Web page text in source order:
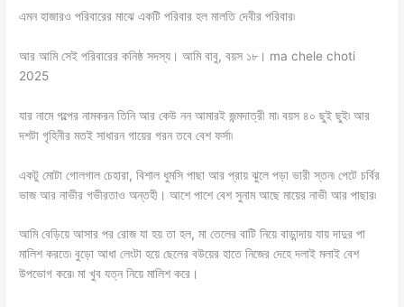
এমন হাজারও পরিবারের মাঝে একটি পরিবার হল মালতি দেবীর পরিবার৷
আর আমি সেই পরিবারের কনিষ্ঠ সদস্য। আমি বাবু, বয়স ১৮। ma chele choti
2025
যার নামে গল্পের নামকরন তিনি আর কেউ নন আমারই জন্মদাত্রী মা৷ বয়স ৪০ ছুই ছুই৷ আর
দশটা গৃহিনীর মতই সাধারন গায়ের গরন তবে বেশ ফর্সা৷
একটু মোটা গোলগাল চেহারা, বিশাল ধুমসি পাছা আর প্রায় ঝুলে পড়া ভারী স্তন৷ পেটে চর্বির
ভাজ আর নাভীর গভীরতাও অন্তহী। আশে পাশে বেশ সুনাম আছে মায়ের নাভী আর পাছার৷
আমি বেড়িয়ে আসার পর রোজ যা হয় তা হল, মা তেলের বাটি নিয়ে বাড়ান্দায় যায় দাদুর পা
মালিশ করতে৷ বুড়ো আধা লেংটা হয়ে ছেলের বউয়ের হাতে নিজের দেহে দলাই মলাই বেশ
উপভোগ করে৷ মা খুব যত্ন নিয়ে মালিশ করে।